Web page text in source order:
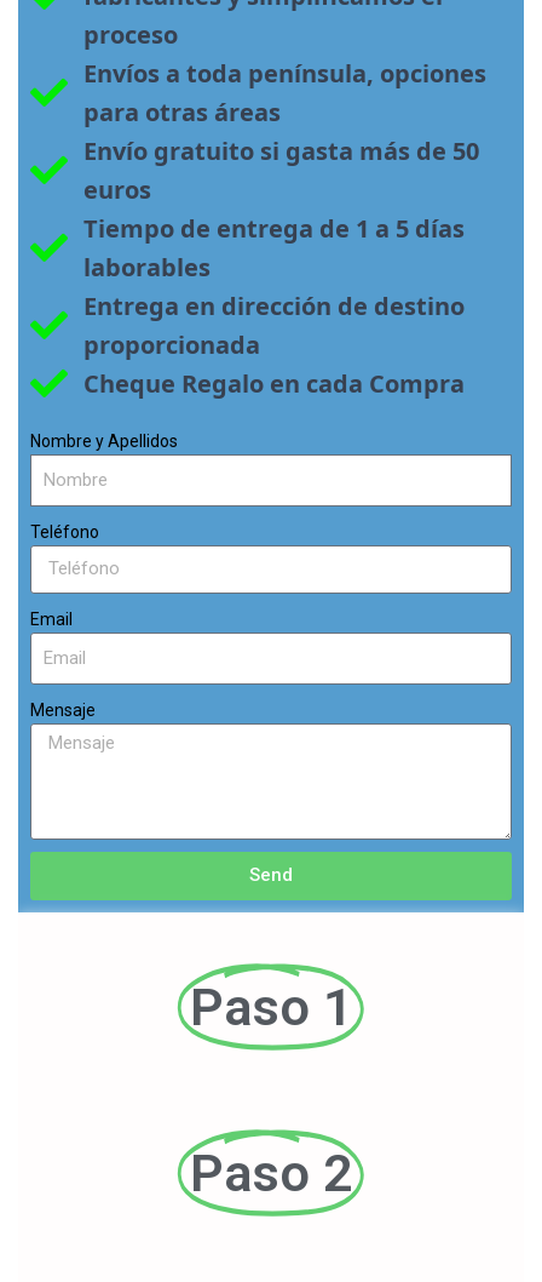
proceso
Envíos a toda península, opciones
para otras áreas
Envío gratuito si gasta más de 50
euros
Tiempo de entrega de 1 a 5 días
laborables
Entrega en dirección de destino
proporcionada
Cheque Regalo en cada Compra
Nombre y Apellidos
Teléfono
Email
Mensaje
Send
Paso 1
Paso 2